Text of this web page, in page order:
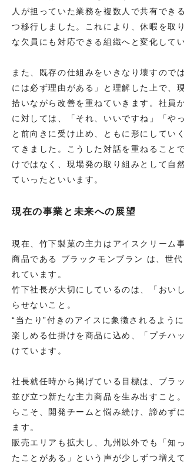
人が担っていた業務を複数人で共有でき
つ移行しました。これにより、休暇を取
な欠員にも対応できる組織へと変化して
また、既存の仕組みをいきなり壊すので
には必ず理由がある」と理解した上で、
拾いながら改善を重ねていきます。社員
に対しては、「それ、いいですね」「や
と前向きに受け止め、ともに形にしてい
てきました。こうした対話を重ねること
けではなく、現場発の取り組みとして自
ていったといいます。
現在の事業と未来への展望
現在、竹下製菓の主力はアイスクリーム
商品である ブラックモンブラン は、世
れています。
竹下社長が大切にしているのは、「おい
らせないこと。
“当たり”付きのアイスに象徴されるよう
楽しめる仕掛けを商品に込め、「プチハ
けています。
社長就任時から掲げている目標は、ブラ
並び立つ新たな主力商品を生み出すこと
らこそ、開発チームと悩み続け、諦めず
ます。
販売エリアも拡大し、九州以外でも「知
たことがある」という声が少しずつ増え